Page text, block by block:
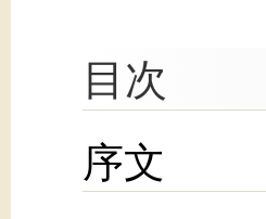
目次
序文